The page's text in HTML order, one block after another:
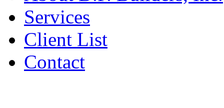
Services
Client List
Contact